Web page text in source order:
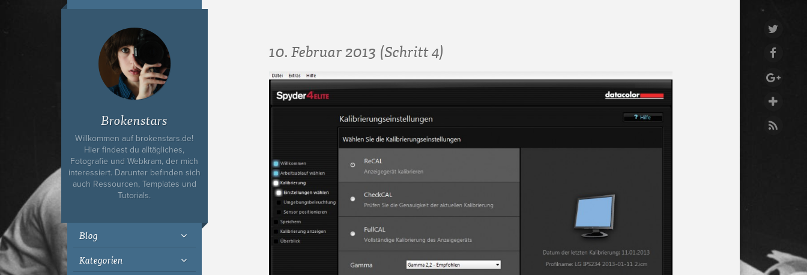
Ich bin Fyn,
23, und
wohne in
Köln
Brokenstars
Willkommen auf brokenstars.de!
Hier findest du alltägliches,
Fotografie und Webkram, der mich
interessiert. Darunter befinden sich
auch Ressourcen, Templates und
Tutorials.
Blog
Kategorien
10. Februar 2013 (Schritt 4)